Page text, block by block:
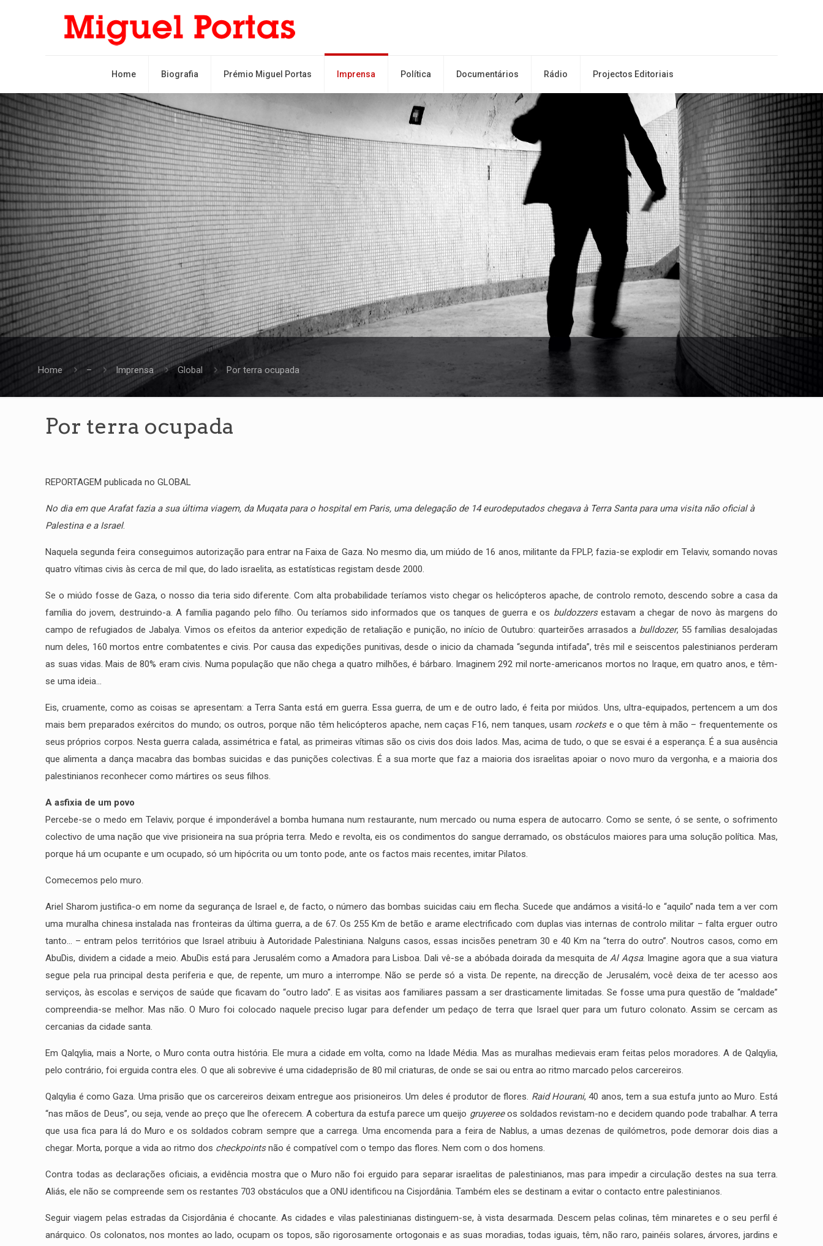
Home Biografia Prémio Miguel Portas Imprensa Política Documentários Rádio Projectos Editoriais
Home – Imprensa Global Por terra ocupada
Por terra ocupada
REPORTAGEM publicada no GLOBAL
No dia em que Arafat fazia a sua última viagem, da Muqata para o hospital em Paris, uma delegação de 14 eurodeputados chegava à Terra Santa para uma visita não oficial à
Palestina e a Israel.
Naquela segunda feira conseguimos autorização para entrar na Faixa de Gaza. No mesmo dia, um miúdo de 16 anos, militante da FPLP, fazia-se explodir em Telaviv, somando novas
quatro vítimas civis às cerca de mil que, do lado israelita, as estatísticas registam desde 2000.
Se o miúdo fosse de Gaza, o nosso dia teria sido diferente. Com alta probabilidade teríamos visto chegar os helicópteros apache, de controlo remoto, descendo sobre a casa da
família do jovem, destruindo-a. A família pagando pelo filho. Ou teríamos sido informados que os tanques de guerra e os buldozzersestavam a chegar de novo às margens do
campo de refugiados de Jabalya. Vimos os efeitos da anterior expedição de retaliação e punição, no início de Outubro: quarteirões arrasados a bulldozer, 55 famílias desalojadas
num deles, 160 mortos entre combatentes e civis. Por causa das expedições punitivas, desde o inicio da chamada “segunda intifada”, três mil e seiscentos palestinianos perderam
as suas vidas. Mais de 80% eram civis. Numa população que não chega a quatro milhões, é bárbaro. Imaginem 292 mil norte-americanos mortos no Iraque, em quatro anos, e têm-
se uma ideia…
Eis, cruamente, como as coisas se apresentam: a Terra Santa está em guerra. Essa guerra, de um e de outro lado, é feita por miúdos. Uns, ultra-equipados, pertencem a um dos
mais bem preparados exércitos do mundo; os outros, porque não têm helicópteros apache, nem caças F16, nem tanques, usam rocketse o que têm à mão – frequentemente os
seus próprios corpos. Nesta guerra calada, assimétrica e fatal, as primeiras vítimas são os civis dos dois lados. Mas, acima de tudo, o que se esvai é a esperança. É a sua ausência
que alimenta a dança macabra das bombas suicidas e das punições colectivas. É a sua morte que faz a maioria dos israelitas apoiar o novo muro da vergonha, e a maioria dos
palestinianos reconhecer como mártires os seus filhos.
A asfixia de um povo
Percebe-se o medo em Telaviv, porque é imponderável a bomba humana num restaurante, num mercado ou numa espera de autocarro. Como se sente, ó se sente, o sofrimento
colectivo de uma nação que vive prisioneira na sua própria terra. Medo e revolta, eis os condimentos do sangue derramado, os obstáculos maiores para uma solução política. Mas,
porque há um ocupante e um ocupado, só um hipócrita ou um tonto pode, ante os factos mais recentes, imitar Pilatos.
Comecemos pelo muro.
Ariel Sharom justifica-o em nome da segurança de Israel e, de facto, o número das bombas suicidas caiu em flecha. Sucede que andámos a visitá-lo e “aquilo” nada tem a ver com
uma muralha chinesa instalada nas fronteiras da última guerra, a de 67. Os 255 Km de betão e arame electrificado com duplas vias internas de controlo militar – falta erguer outro
tanto… – entram pelos territórios que Israel atribuiu à Autoridade Palestiniana. Nalguns casos, essas incisões penetram 30 e 40 Km na “terra do outro”. Noutros casos, como em
AbuDis, dividem a cidade a meio. AbuDis está para Jerusalém como a Amadora para Lisboa. Dali vê-se a abóbada doirada da mesquita deAl Aqsa. Imagine agora que a sua viatura
segue pela rua principal desta periferia e que, de repente, um muro a interrompe. Não se perde só a vista. De repente, na direcção de Jerusalém, você deixa de ter acesso aos
serviços, às escolas e serviços de saúde que ficavam do “outro lado”. E as visitas aos familiares passam a ser drasticamente limitadas. Se fosse uma pura questão de “maldade”
compreendia-se melhor. Mas não. O Muro foi colocado naquele preciso lugar para defender um pedaço de terra que Israel quer para um futuro colonato. Assim se cercam as
cercanias da cidade santa.
Em Qalqylia, mais a Norte, o Muro conta outra história. Ele mura a cidade em volta, como na Idade Média. Mas as muralhas medievais eram feitas pelos moradores. A de Qalqylia,
pelo contrário, foi erguida contra eles. O que ali sobrevive é uma cidadeprisão de 80 mil criaturas, de onde se sai ou entra ao ritmo marcado pelos carcereiros.
Qalqylia é como Gaza. Uma prisão que os carcereiros deixam entregue aos prisioneiros. Um deles é produtor de flores. Raid Hourani, 40 anos, tem a sua estufa junto ao Muro. Está
“nas mãos de Deus”, ou seja, vende ao preço que lhe oferecem. A cobertura da estufa parece um queijo gruyereeos soldados revistam-no e decidem quando pode trabalhar. A terra
que usa fica para lá do Muro e os soldados cobram sempre que a carrega. Uma encomenda para a feira de Nablus, a umas dezenas de quilómetros, pode demorar dois dias a
chegar. Morta, porque a vida ao ritmo dos checkpointsnão é compatível com o tempo das flores. Nem com o dos homens.
Contra todas as declarações oficiais, a evidência mostra que o Muro não foi erguido para separar israelitas de palestinianos, mas para impedir a circulação destes na sua terra.
Aliás, ele não se compreende sem os restantes 703 obstáculos que a ONU identificou na Cisjordânia. Também eles se destinam a evitar o contacto entre palestinianos.
Seguir viagem pelas estradas da Cisjordânia é chocante. As cidades e vilas palestinianas distinguem-se, à vista desarmada. Descem pelas colinas, têm minaretes e o seu perfil é
anárquico. Os colonatos, nos montes ao lado, ocupam os topos, são rigorosamente ortogonais e as suas moradias, todas iguais, têm, não raro, painéis solares, árvores, jardins e